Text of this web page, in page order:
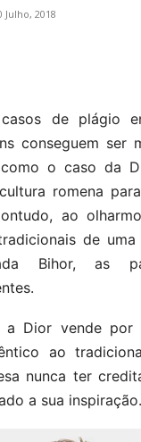
Julho, 2018
de plágio
conseguem ser
o caso da
romena
ao
de uma
Bihor, as
a Dior vende por
ao
nunca ter
a sua inspiração.